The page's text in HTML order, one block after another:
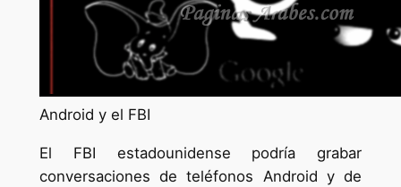
Android y el FBI
El FBI estadounidense podría grabar
conversaciones de teléfonos Android y de